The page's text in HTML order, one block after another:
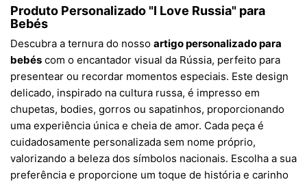
Produto Personalizado "I Love Russia" para
Bebés
Descubra a ternura do nosso artigo personalizado para
bebés com o encantador visual da Rússia, perfeito para
presentear ou recordar momentos especiais. Este design
delicado, inspirado na cultura russa, é impresso em
chupetas, bodies, gorros ou sapatinhos, proporcionando
uma experiência única e cheia de amor. Cada peça é
cuidadosamente personalizada sem nome próprio,
valorizando a beleza dos símbolos nacionais. Escolha a sua
preferência e proporcione um toque de história e carinho